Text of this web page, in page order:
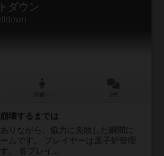
ダウン
壊するまでは
りながら、協力に失敗した瞬間に
ムです。 プレイヤーは原子炉管理
。 各プレイ...